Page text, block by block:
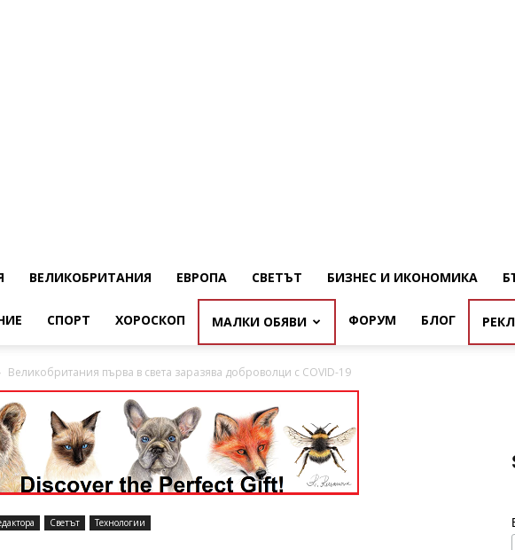
ВЕЛИКОБРИТАНИЯ ЕВРОПА СВЕТЪТ БИЗНЕС И ИКОНОМИКА
СПОРТ ХОРОСКОП МАЛКИ ОБЯВИ ФОРУМ БЛОГ
Великобритания първа в света заразява доброволци с COVID-19
Светът Технологии